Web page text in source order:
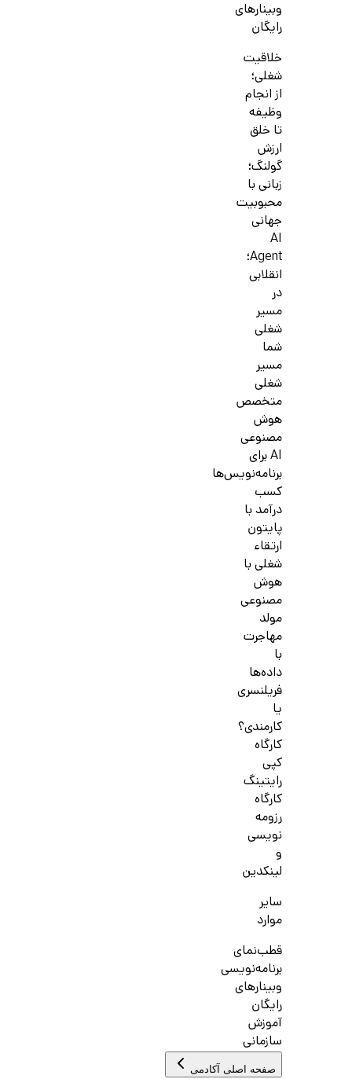
وبینارهای
رایگان
خلاقیت
شغلی؛
از انجام
وظیفه
تا خلق
ارزش
گولنگ؛
زبانی با
محبوبیت
جهانی
AI
Agent؛
انقلابی
در
مسیر
شغلی
شما
مسیر
شغلی
متخصص
هوش
مصنوعی
AI برای
برنامه‌نویس‌ها
کسب
درآمد با
پایتون
ارتقاء
شغلی با
هوش
مصنوعی
مولد
مهاجرت
با
داده‌ها
فریلنسری
یا
کارمندی؟
کارگاه
کپی
رایتینگ
کارگاه
رزومه
نویسی
و
لینکدین
سایر
موارد
قطب‌نمای
برنامه‌نویسی
وبینارهای
رایگان
آموزش
سازمانی
صفحه اصلی آکادمی